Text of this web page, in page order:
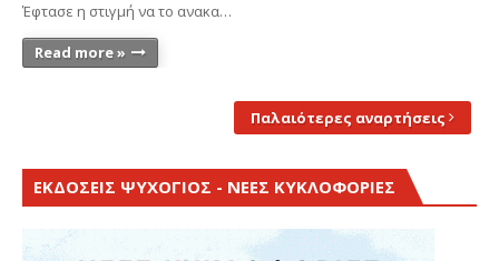
Έφτασε η στιγμή να το ανακα…
Read more »
Παλαιότερες αναρτήσεις
ΕΚΔΟΣΕΙΣ ΨΥΧΟΓΙΟΣ - ΝΕΕΣ ΚΥΚΛΟΦΟΡΙΕΣ